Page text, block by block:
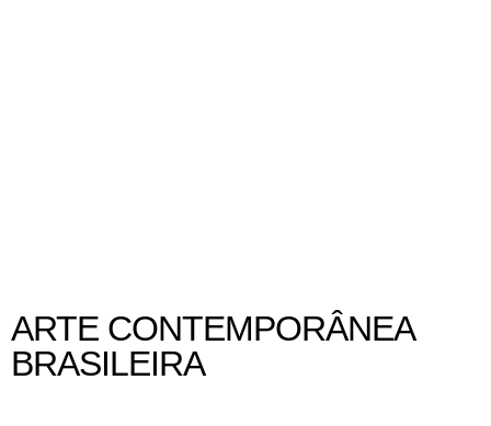
ARTE CONTEMPORÂNEA
BRASILEIRA